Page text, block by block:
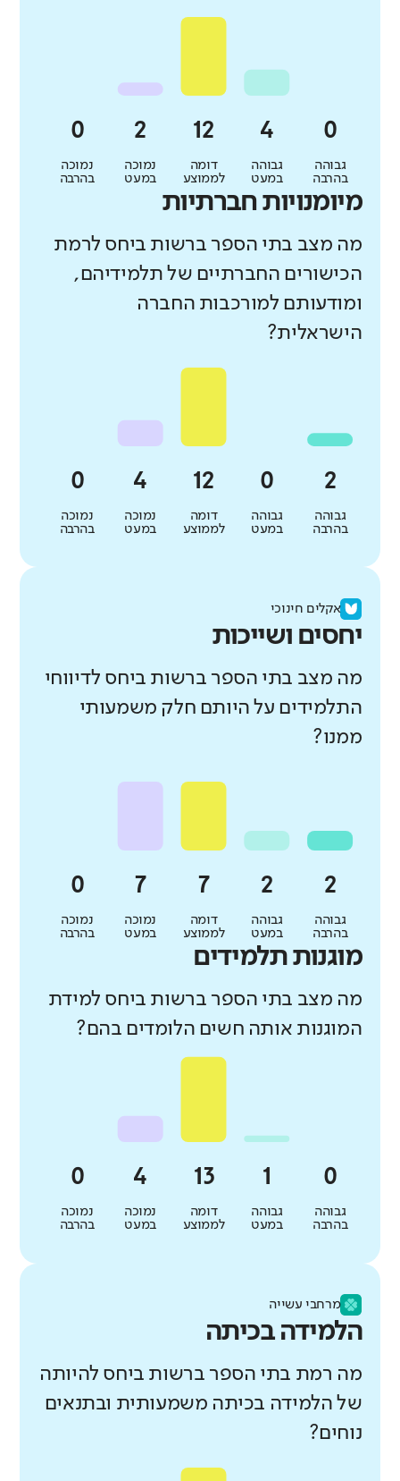
גבוהה
בהרבה
גבוהה
במעט
דומה
לממוצע
נמוכה
במעט
נמוכה
בהרבה
מיומנויות חברתיות
מה מצב בתי הספר ברשות ביחס לרמת
הכישורים החברתיים של תלמידיהם,
ומודעותם למורכבות החברה
הישראלית?
גבוהה
בהרבה
גבוהה
במעט
דומה
לממוצע
נמוכה
במעט
נמוכה
בהרבה
אקלים חינוכי
יחסים ושייכות
מה מצב בתי הספר ברשות ביחס לדיווחי
התלמידים על היותם חלק משמעותי
ממנו?
גבוהה
בהרבה
גבוהה
במעט
דומה
לממוצע
נמוכה
במעט
נמוכה
בהרבה
מוגנות תלמידים
מה מצב בתי הספר ברשות ביחס למידת
המוגנות אותה חשים הלומדים בהם?
גבוהה
בהרבה
גבוהה
במעט
דומה
לממוצע
נמוכה
במעט
נמוכה
בהרבה
מרחבי עשייה
הלמידה בכיתה
מה רמת בתי הספר ברשות ביחס להיותה
של הלמידה בכיתה משמעותית ובתנאים
נוחים?